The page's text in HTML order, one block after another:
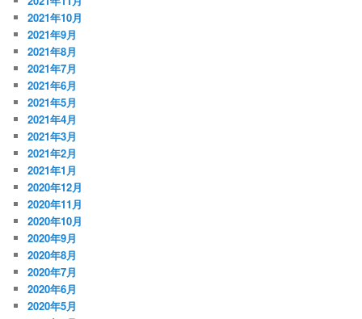
2021年10月
2021年9月
2021年8月
2021年7月
2021年6月
2021年5月
2021年4月
2021年3月
2021年2月
2021年1月
2020年12月
2020年11月
2020年10月
2020年9月
2020年8月
2020年7月
2020年6月
2020年5月